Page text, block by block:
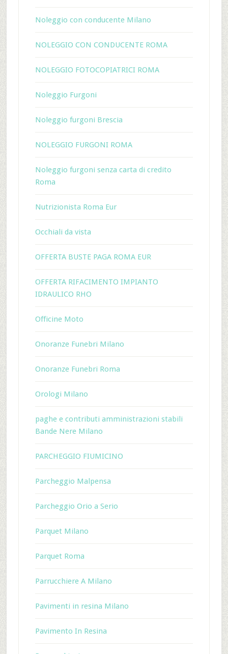
Noleggio con conducente Milano
NOLEGGIO CON CONDUCENTE ROMA
NOLEGGIO FOTOCOPIATRICI ROMA
Noleggio Furgoni
Noleggio furgoni Brescia
NOLEGGIO FURGONI ROMA
Noleggio furgoni senza carta di credito
Roma
Nutrizionista Roma Eur
Occhiali da vista
OFFERTA BUSTE PAGA ROMA EUR
OFFERTA RIFACIMENTO IMPIANTO
IDRAULICO RHO
Officine Moto
Onoranze Funebri Milano
Onoranze Funebri Roma
Orologi Milano
paghe e contributi amministrazioni stabili
Bande Nere Milano
PARCHEGGIO FIUMICINO
Parcheggio Malpensa
Parcheggio Orio a Serio
Parquet Milano
Parquet Roma
Parrucchiere A Milano
Pavimenti in resina Milano
Pavimento In Resina